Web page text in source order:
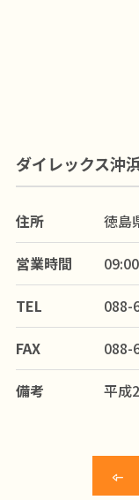
ダイレックス沖
住所
徳島
営業時間
TEL
088-
FAX
088-
備考
平成